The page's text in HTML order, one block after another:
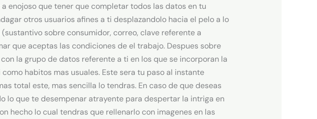
enojoso que tener que completar todos las datos en tu
otros usuarios afines a ti desplazandolo hacia el pelo a lo
sobre consumidor, correo, clave referente a
que aceptas las condiciones de el trabajo. Despues sobre
la grupo de datos referente a ti en los que se incorporan la
habitos mas usuales. Este sera tu paso al instante
total este, mas sencilla lo tendras. En caso de que deseas
lo que te desempenar atrayente para despertar la intriga en
hecho lo cual tendras que rellenarlo con imagenes en las